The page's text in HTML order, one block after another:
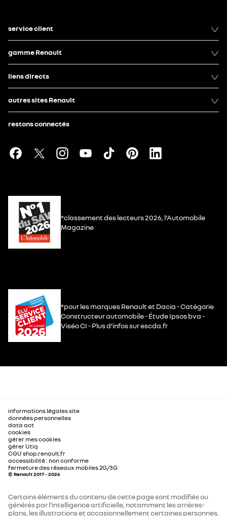
service client
gamme Renault
liens directs
autres sites Renault
restons connectés
*classement des lecteurs 2026, l’Automobile
Magazine
*pour les marques Renault et Dacia - Catégorie
Constructeur automobile - Étude Ipsos bva -
Viséo CI - Plus d’infos sur escda.fr
informations légales site
données personnelles
data act
cookies
gérer mes cookies
gérer Utiq
CGU shop.renault.fr
accessibilité : non conforme
fermeture des réseaux mobiles 2G/3G
© Renault 2017 - 2026
Certains éléments du contenu de cette page sont modifiés ou
générés par l'intelligence artificielle, notamment les arrières-
plans, les illustrations et occasionnellement certaines personnes.